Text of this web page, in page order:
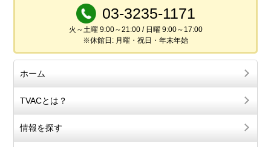
03-3235-1171
火～土曜 9:00～21:00 / 日曜 9:00～17:00
※休館日: 月曜・祝日・年末年始
ホーム
TVACとは？
情報を探す